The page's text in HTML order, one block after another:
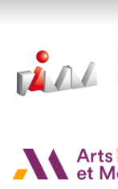
content